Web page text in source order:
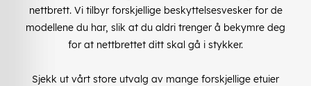
nettbrett. Vi tilbyr forskjellige beskyttelsesvesker for de
modellene du har, slik at du aldri trenger å bekymre deg
for at nettbrettet ditt skal gå i stykker.
Sjekk ut vårt store utvalg av mange forskjellige etuier